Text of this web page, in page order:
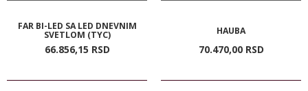
FAR BI-LED SA LED DNEVNIM
SVETLOM (TYC)
66.856,15 RSD
HAUBA
70.470,00 RSD